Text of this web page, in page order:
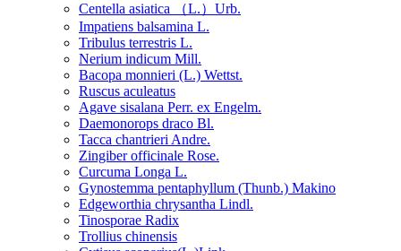
Centella asiatica （L.）Urb.
Impatiens balsamina L.
Tribulus terrestris L.
Nerium indicum Mill.
Bacopa monnieri (L.) Wettst.
Ruscus aculeatus
Agave sisalana Perr. ex Engelm.
Daemonorops draco Bl.
Tacca chantrieri Andre.
Zingiber officinale Rose.
Curcuma Longa L.
Gynostemma pentaphyllum (Thunb.) Makino
Edgeworthia chrysantha Lindl.
Tinosporae Radix
Trollius chinensis